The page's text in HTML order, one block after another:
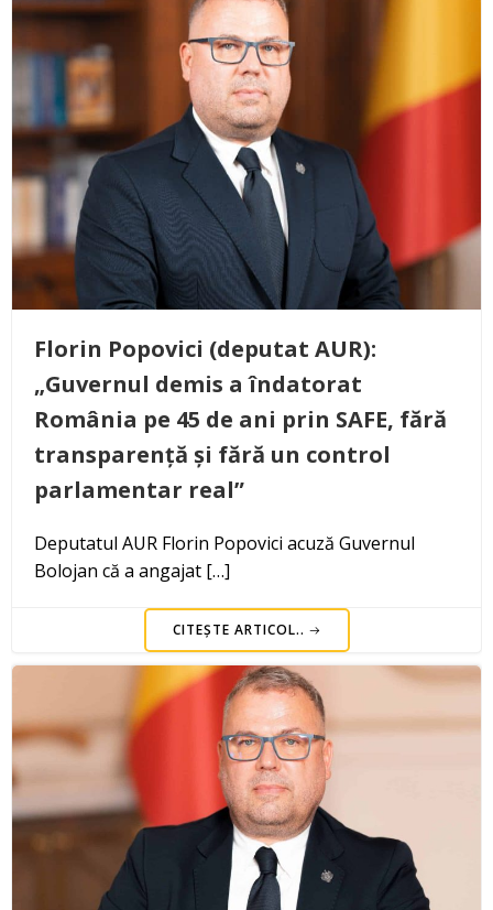
Florin Popovici (deputat AUR):
„Guvernul demis a îndatorat
România pe 45 de ani prin SAFE, fără
transparență și fără un control
parlamentar real”
Deputatul AUR Florin Popovici acuză Guvernul
Bolojan că a angajat […]
CITEȘTE ARTICOL..